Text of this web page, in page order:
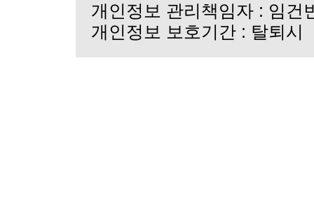
개인정보 관리책임자 : 임건
개인정보 보호기간 : 탈퇴시